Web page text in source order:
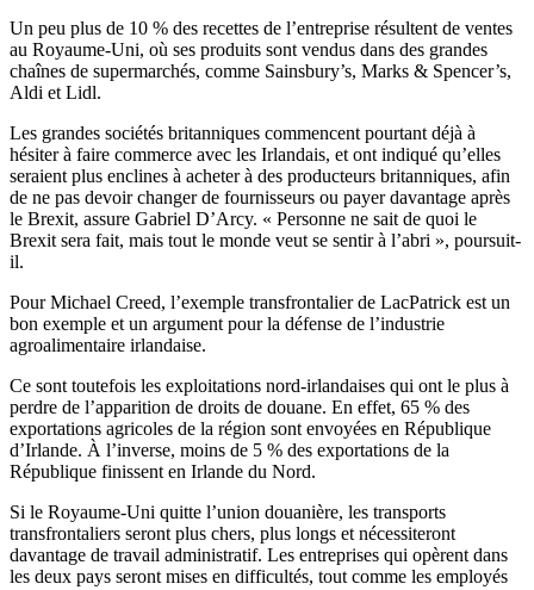
Un peu plus de 10 % des recettes de l’entreprise résultent de ventes
au Royaume-Uni, où ses produits sont vendus dans des grandes
chaînes de supermarchés, comme Sainsbury’s, Marks & Spencer’s,
Aldi et Lidl.
Les grandes sociétés britanniques commencent pourtant déjà à
hésiter à faire commerce avec les Irlandais, et ont indiqué qu’elles
seraient plus enclines à acheter à des producteurs britanniques, afin
de ne pas devoir changer de fournisseurs ou payer davantage après
le Brexit, assure Gabriel D’Arcy. « Personne ne sait de quoi le
Brexit sera fait, mais tout le monde veut se sentir à l’abri », poursuit-
il.
Pour Michael Creed, l’exemple transfrontalier de LacPatrick est un
bon exemple et un argument pour la défense de l’industrie
agroalimentaire irlandaise.
Ce sont toutefois les exploitations nord-irlandaises qui ont le plus à
perdre de l’apparition de droits de douane. En effet, 65 % des
exportations agricoles de la région sont envoyées en République
d’Irlande. À l’inverse, moins de 5 % des exportations de la
République finissent en Irlande du Nord.
Si le Royaume-Uni quitte l’union douanière, les transports
transfrontaliers seront plus chers, plus longs et nécessiteront
davantage de travail administratif. Les entreprises qui opèrent dans
les deux pays seront mises en difficultés, tout comme les employés